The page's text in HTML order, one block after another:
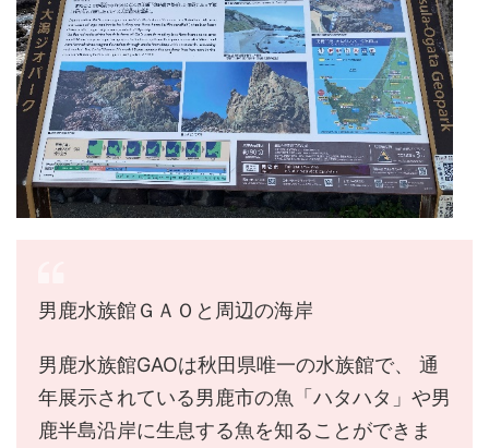
男鹿水族館ＧＡＯと周辺の海岸
男鹿水族館GAOは秋田県唯一の水族館で、 通
年展示されている男鹿市の魚「ハタハタ」や男
鹿半島沿岸に生息する魚を知ることができま